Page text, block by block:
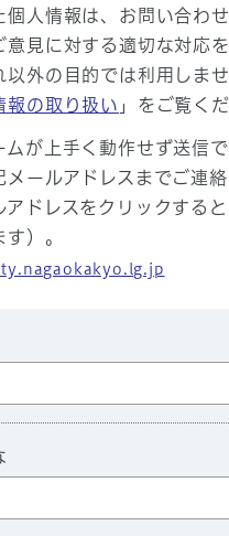
個人情報は、お問い合わ
意見に対する適切な対応
以外の目的では利用しま
報の取り扱い 」をご覧く
ムが上手く動作せず送信
メールアドレスまでご連
アドレスをクリックする
）。